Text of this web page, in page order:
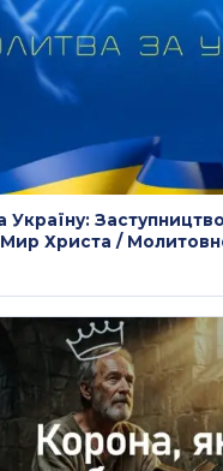
Україну:
Христа /